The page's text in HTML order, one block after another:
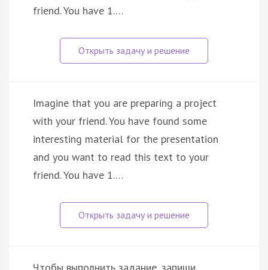
friend. You have 1.…
Imagine that you are preparing a project
with your friend. You have found some
interesting material for the presentation
and you want to read this text to your
friend. You have 1.…
Чтобы выполнить задание, запиши